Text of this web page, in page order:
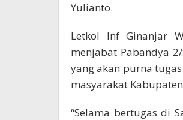
Yulianto.
Letkol Inf Ginanjar
menjabat Pabandya
yang akan purna
masyarakat
“Selama bertugas di